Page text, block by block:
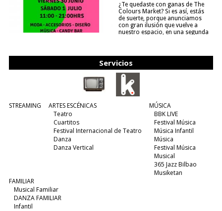
¿Te quedaste con ganas de The
Colours Market? Si es así, estás
de suerte, porque anunciamos
con gran ilusión que vuelve a
nuestro espacio, en una segunda
Servicios
STREAMING
ARTES ESCÉNICAS
Teatro
Cuartitos
Festival Internacional de Teatro
Danza
Danza Vertical
MÚSICA
BBK LIVE
Festival Música
Música Infantil
Música
Festival Música
Musical
365 Jazz Bilbao
Musiketan
FAMILIAR
Musical Familiar
DANZA FAMILIAR
Infantil